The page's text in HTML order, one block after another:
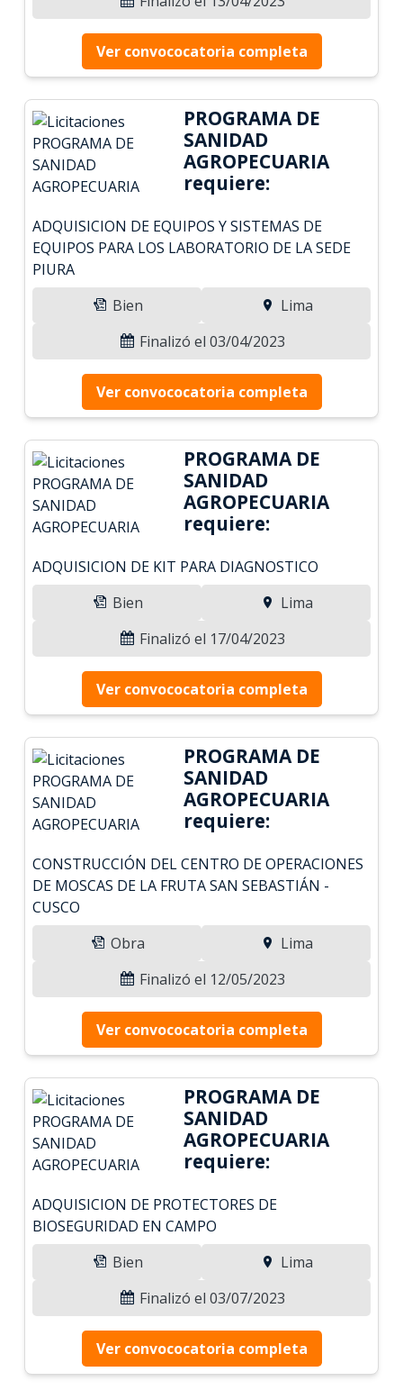
Ver convococatoria completa
PROGRAMA DE
SANIDAD
AGROPECUARIA
requiere:
ADQUISICION DE EQUIPOS Y SISTEMAS DE
EQUIPOS PARA LOS LABORATORIO DE LA SEDE
PIURA
Bien
Lima
Finalizó el 03/04/2023
Ver convococatoria completa
PROGRAMA DE
SANIDAD
AGROPECUARIA
requiere:
ADQUISICION DE KIT PARA DIAGNOSTICO
Bien
Lima
Finalizó el 17/04/2023
Ver convococatoria completa
PROGRAMA DE
SANIDAD
AGROPECUARIA
requiere:
CONSTRUCCIÓN DEL CENTRO DE OPERACIONES
DE MOSCAS DE LA FRUTA SAN SEBASTIÁN -
CUSCO
Obra
Lima
Finalizó el 12/05/2023
Ver convococatoria completa
PROGRAMA DE
SANIDAD
AGROPECUARIA
requiere:
ADQUISICION DE PROTECTORES DE
BIOSEGURIDAD EN CAMPO
Bien
Lima
Finalizó el 03/07/2023
Ver convococatoria completa